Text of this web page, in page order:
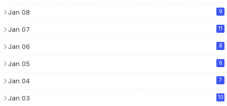
Jan 08 9
Jan 07 11
Jan 06 8
Jan 05 6
Jan 04 7
Jan 03 10